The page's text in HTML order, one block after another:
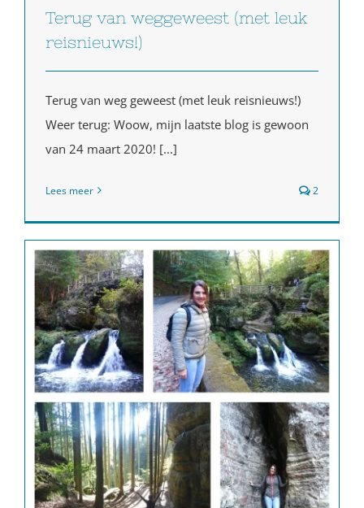
Terug van weggeweest (met leuk
reisnieuws!)
Terug van weg geweest (met leuk reisnieuws!)
Weer terug: Woow, mijn laatste blog is gewoon
van 24 maart 2020! [...]
Lees meer 2